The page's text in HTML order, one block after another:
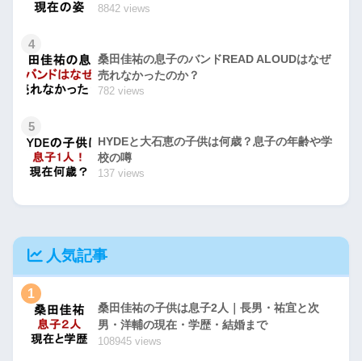
8842 views
4
桑田佳祐の息子のバンドREAD ALOUDはなぜ
売れなかったのか？
782 views
5
HYDEと大石恵の子供は何歳？息子の年齢や学
校の噂
137 views
人気記事
1
桑田佳祐の子供は息子2人｜長男・祐宜と次
男・洋輔の現在・学歴・結婚まで
108945 views